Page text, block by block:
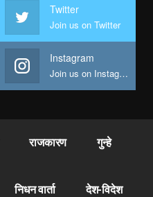
Twitter
Join us on Twitter
Instagram
Join us on Instagram
राजकारण गुन्हे
निधन वार्ता देश-विदेश